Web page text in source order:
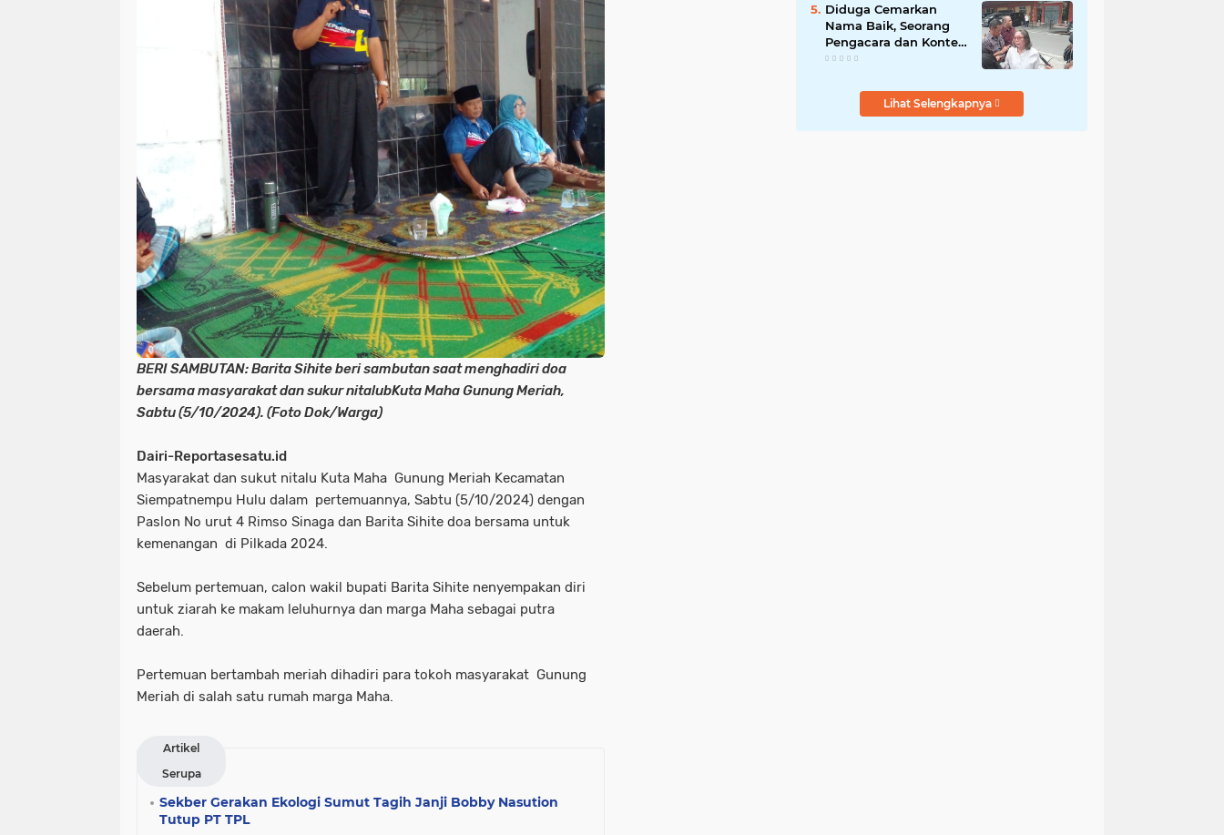
BERI SAMBUTAN: Barita Sihite beri sambutan saat menghadiri doa
bersama masyarakat dan sukur nitalubKuta Maha Gunung Meriah,
Sabtu (5/10/2024). (Foto Dok/Warga)
Dairi-Reportasesatu.id
Masyarakat dan sukut nitalu Kuta Maha Gunung Meriah Kecamatan
Siempatnempu Hulu dalam pertemuannya, Sabtu (5/10/2024) dengan
Paslon No urut 4 Rimso Sinaga dan Barita Sihite doa bersama untuk
kemenangan di Pilkada 2024.
Sebelum pertemuan, calon wakil bupati Barita Sihite nenyempakan diri
untuk ziarah ke makam leluhurnya dan marga Maha sebagai putra
daerah.
Pertemuan bertambah meriah dihadiri para tokoh masyarakat Gunung
Meriah di salah satu rumah marga Maha.
Artikel
Serupa
Sekber Gerakan Ekologi Sumut Tagih Janji Bobby Nasution
Tutup PT TPL
Minta Kasus
Dilanjutkan
Diduga Cemarkan
Nama Baik, Seorang
Pengacara dan Konten
Kreator Dilaporkan ke
Lihat Selengkapnya